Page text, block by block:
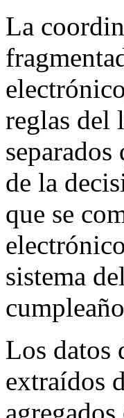
La
reglas del
de la
que se
sistema
Los datos
extraídos